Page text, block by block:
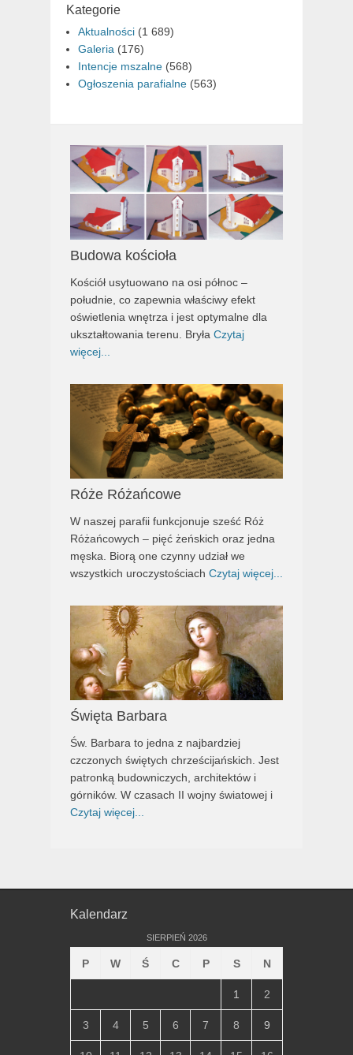
Kategorie
Aktualności (1 689)
Galeria (176)
Intencje mszalne (568)
Ogłoszenia parafialne (563)
Budowa kościoła
Kościół usytuowano na osi północ –
południe, co zapewnia właściwy efekt
oświetlenia wnętrza i jest optymalne dla
ukształtowania terenu. Bryła Czytaj
więcej...
Róże Różańcowe
W naszej parafii funkcjonuje sześć Róż
Różańcowych – pięć żeńskich oraz jedna
męska. Biorą one czynny udział we
wszystkich uroczystościach Czytaj więcej...
Święta Barbara
Św. Barbara to jedna z najbardziej
czczonych świętych chrześcijańskich. Jest
patronką budowniczych, architektów i
górników. W czasach II wojny światowej i
Czytaj więcej...
Kalendarz
SIERPIEŃ 2026
P W Ś C P S N
1 2
3 4 5 6 7 8 9